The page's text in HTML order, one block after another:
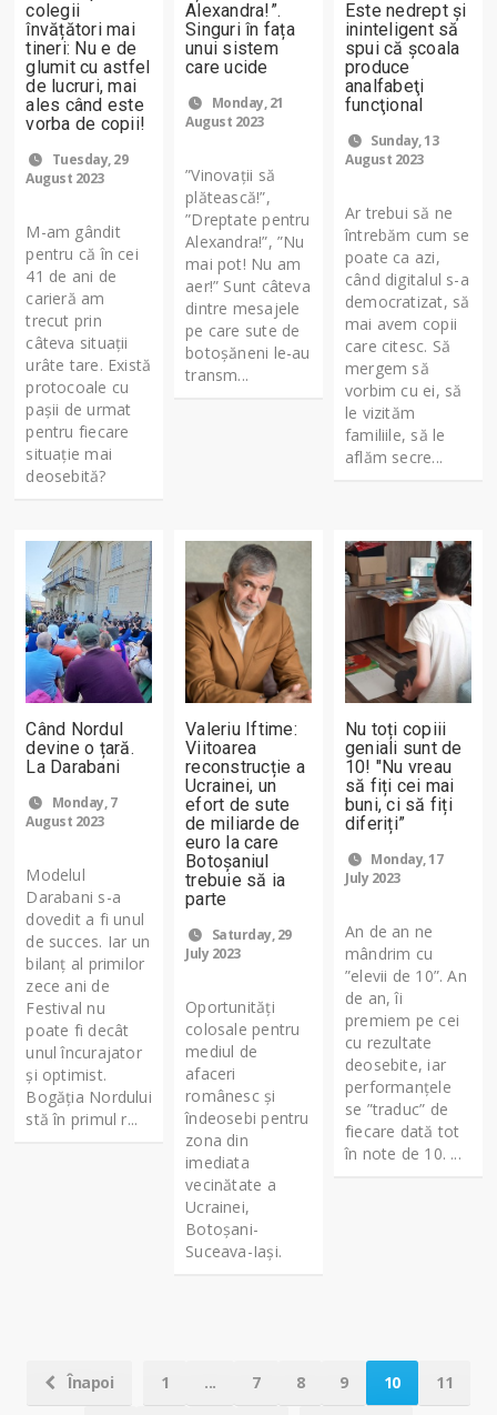
colegii
învățători mai
tineri: Nu e de
glumit cu astfel
de lucruri, mai
ales când este
vorba de copii!
Tuesday, 29
August 2023
M-am gândit
pentru că în cei
41 de ani de
carieră am
trecut prin
câteva situații
urâte tare. Există
protocoale cu
pașii de urmat
pentru fiecare
situație mai
deosebită?
Alexandra!”.
Singuri în fața
unui sistem
care ucide
Monday, 21
August 2023
”Vinovații să
plătească!”,
”Dreptate pentru
Alexandra!”, ”Nu
mai pot! Nu am
aer!” Sunt câteva
dintre mesajele
pe care sute de
botoșăneni le-au
transm...
Este nedrept şi
ininteligent să
spui că şcoala
produce
analfabeţi
funcţional
Sunday, 13
August 2023
Ar trebui să ne
întrebăm cum se
poate ca azi,
când digitalul s-a
democratizat, să
mai avem copii
care citesc. Să
mergem să
vorbim cu ei, să
le vizităm
familiile, să le
aflăm secre...
Când Nordul
devine o țară.
La Darabani
Monday, 7
August 2023
Modelul
Darabani s-a
dovedit a fi unul
de succes. Iar un
bilanț al primilor
zece ani de
Festival nu
poate fi decât
unul încurajator
și optimist.
Bogăția Nordului
stă în primul r...
Valeriu Iftime:
Viitoarea
reconstrucție a
Ucrainei, un
efort de sute
de miliarde de
euro la care
Botoșaniul
trebuie să ia
parte
Saturday, 29
July 2023
Oportunități
colosale pentru
mediul de
afaceri
românesc și
îndeosebi pentru
zona din
imediata
vecinătate a
Ucrainei,
Botoșani-
Suceava-Iași.
Nu toți copiii
geniali sunt de
10! "Nu vreau
să fiți cei mai
buni, ci să fiți
diferiți”
Monday, 17
July 2023
An de an ne
mândrim cu
”elevii de 10”. An
de an, îi
premiem pe cei
cu rezultate
deosebite, iar
performanțele
se ”traduc” de
fiecare dată tot
în note de 10. ...
Înapoi 1 ... 7 8 9 10 11